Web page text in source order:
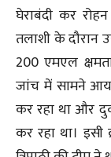
घेराबंदी कर
तलाशी के दौरान
200 एमएल
जांच में सामने
कर रहा था और
कर रहा था।